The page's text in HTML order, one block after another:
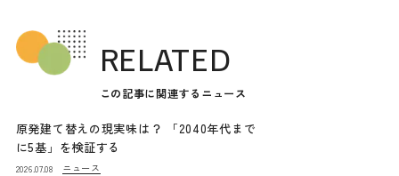
RELATED
この記事に関連するニュース
原発建て替えの現実味は？ 「2040年代まで
に5基」を検証する
2026.07.08 ニュース